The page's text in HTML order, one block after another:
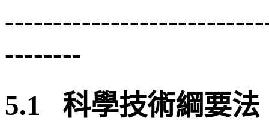
--------
5.1 科學技術綱要法